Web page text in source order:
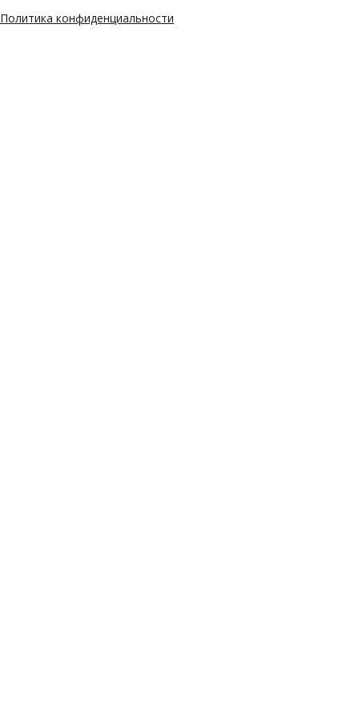
Политика конфиденциальности